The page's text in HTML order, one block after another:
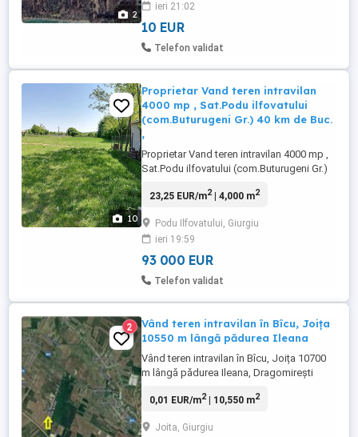
2
destinațiile preferate ale pescarilor din
zonă, ideală dacă ...
ieri 21:02
10 EUR
Telefon validat
10
Proprietar Vand teren intravilan
4000 mp , Sat.Podu ilfovatului
(com.Buturugeni Gr.) 40 km de Buc.
,
Proprietar Vand teren intravilan 4000 mp ,
Sat.Podu ilfovatului (com.Buturugeni Gr.)
Alexandriei , la 200 de metri de padure si
panta deal , utilitati apa curent canalizare (
urmeaza gazele ) ,vecini fostul Gen.Chitac
, ...
23,25 EUR/m2| 4,000 m2
Podu Ilfovatului, Giurgiu
ieri 19:59
93 000 EUR
Telefon validat
2
Vând teren intravilan în Bîcu, Joița
10550 m lângă pădurea Ileana
Vând teren intravilan în Bîcu, Joița 10700
m lângă pădurea Ileana, Dragomirești
5 km de centura Bucureștiului și 2 km față
și gaze Drum asflatat Acces rapid la
0,01 EUR/m2| 10,550 m2
Joita, Giurgiu